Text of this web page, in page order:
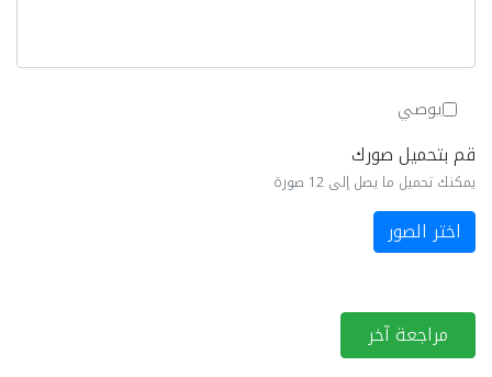
يوصي
قم بتحميل صورك
يمكنك تحميل ما يصل إلى 12 صورة
اختر الصور
مراجعة آخر